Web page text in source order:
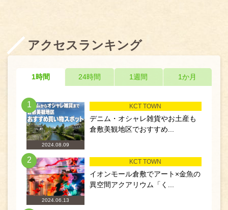
アクセスランキング
1時間 24時間 1週間 1か月
1
2024.08.09
KCT TOWN
デニム・オシャレ雑貨やお土産も
倉敷美観地区でおすすめ...
2
2024.06.13
KCT TOWN
イオンモール倉敷でアート×金魚の
異空間アクアリウム「く...